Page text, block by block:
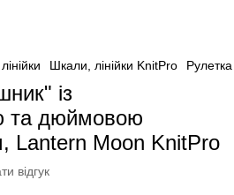
Шкали, лінійки KnitPro
із
та дюймовою
Lantern Moon KnitPro
відгук